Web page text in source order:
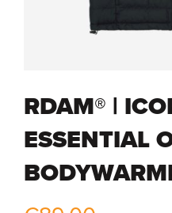
RDAM® |
ESSENTIAL